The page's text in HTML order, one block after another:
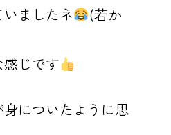
ましたネ
(若か
感じです
についたように思